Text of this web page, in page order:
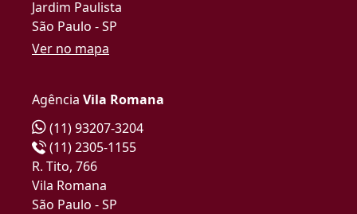
Jardim Paulista
São Paulo - SP
Ver no mapa
Agência Vila Romana
(11) 93207-3204
(11) 2305-1155
R. Tito, 766
Vila Romana
São Paulo - SP